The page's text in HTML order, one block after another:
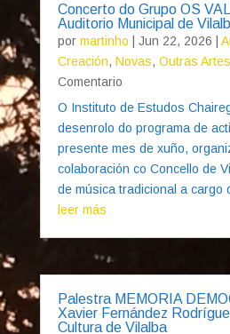
Concerto do Grupo OS
Auditorio Municipal de
por martinho Jun 22, 2026
Creación, Novas, Outras Artes
Comentario
O Instituto de Estudos
desenrolo do programa de
presente mes de xuño,
colaboración co Concello de
de música tradicional a cargo
leer más
Palestra MEMORIA
Xavier Fernández
Cultura de Vilalba